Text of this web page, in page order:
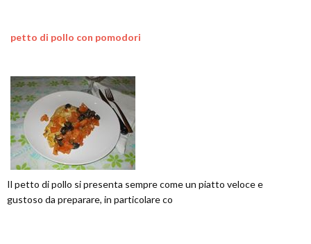
petto di pollo con pomodori
Il petto di pollo si presenta sempre come un piatto veloce e
gustoso da preparare, in particolare co